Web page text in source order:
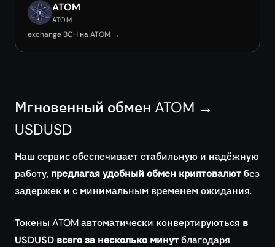
ATOM
ATOM
exchange BCH на ATOM →
Мгновенный обмен ATOM →
USDUSD
Наш сервис обеспечивает стабильную и надёжную
работу, предлагая удобный обмен криптовалютбез
задержек и с минимальным временем ожидания.
Токены ATOM автоматически конвертируються в
USDUSD всего за несколько минутблагодаря